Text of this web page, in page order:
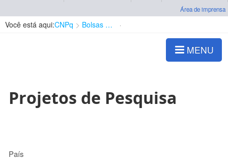
Área de imprensa
Você está aqui:CNPq Bolsas e Auxílios Vigentes
MENU
Projetos de Pesquisa
País